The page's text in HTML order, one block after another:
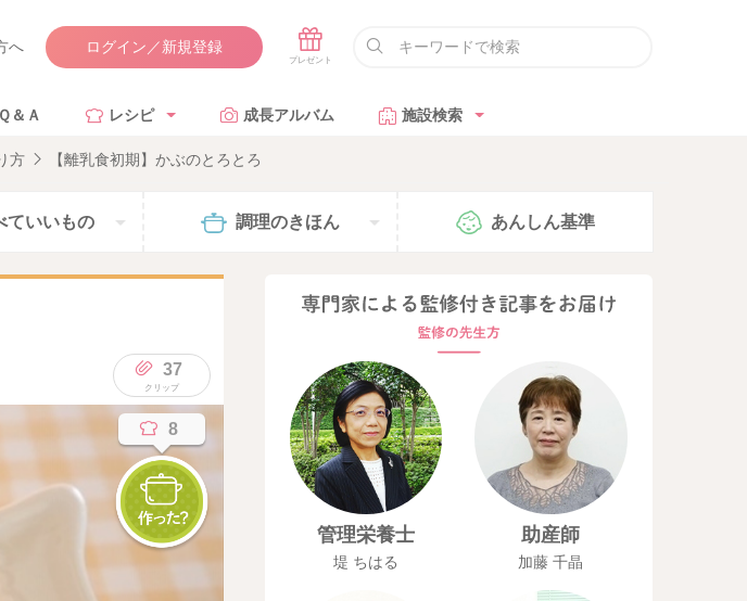
へ ログイン／新規登録
Ｑ＆Ａ レシピ 成長アルバム 施設検索
方 【離乳食初期】かぶのとろとろ
ていいもの 調理のきほん あんしん基準
37
8
管理栄養士
堤 ちはる
助産師
加藤 千晶